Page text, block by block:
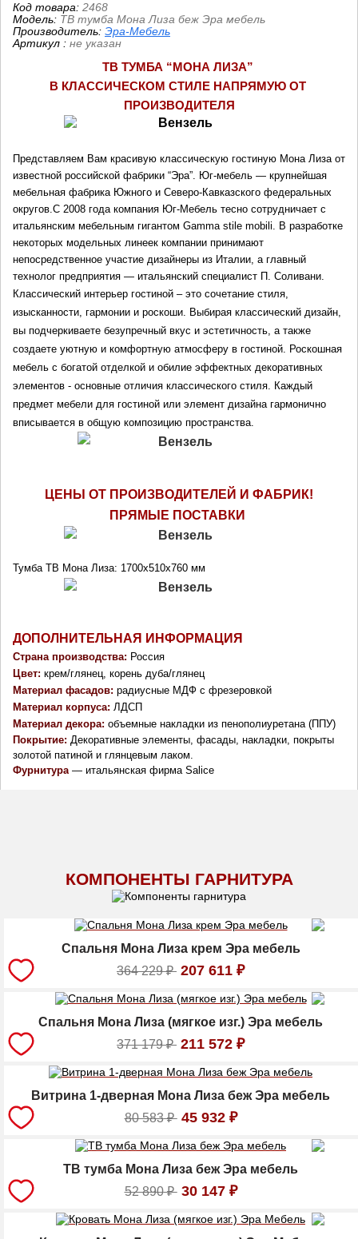
Код товара: 2468
Модель: ТВ тумба Мона Лиза беж Эра мебель
Производитель: Эра-Мебель
Артикул : не указан
ТВ ТУМБА “МОНА ЛИЗА”
В КЛАССИЧЕСКОМ СТИЛЕ НАПРЯМУЮ ОТ
ПРОИЗВОДИТЕЛЯ
Представляем Вам красивую классическую гостиную Мона Лиза от
известной российской фабрики “Эра”. Юг-мебель — крупнейшая
мебельная фабрика Южного и Северо-Кавказского федеральных
округов.С 2008 года компания Юг-Мебель тесно сотрудничает с
итальянским мебельным гигантом Gamma stile mobili. В разработке
некоторых модельных линеек компании принимают
непосредственное участие дизайнеры из Италии, а главный
технолог предприятия — итальянский специалист П. Соливани.
Классический интерьер гостиной – это сочетание стиля,
изысканности, гармонии и роскоши. Выбирая классический дизайн,
вы подчеркиваете безупречный вкус и эстетичность, а также
создаете уютную и комфортную атмосферу в гостиной. Роскошная
мебель с богатой отделкой и обилие эффектных декоративных
элементов - основные отличия классического стиля. Каждый
предмет мебели для гостиной или элемент дизайна гармонично
вписывается в общую композицию пространства.
ЦЕНЫ ОТ ПРОИЗВОДИТЕЛЕЙ И ФАБРИК!
ПРЯМЫЕ ПОСТАВКИ
Тумба ТВ Мона Лиза: 1700х510х760 мм
ДОПОЛНИТЕЛЬНАЯ ИНФОРМАЦИЯ
Страна производства: Россия
Цвет: крем/глянец, корень дуба/глянец
Материал фасадов: радиусные МДФ с фрезеровкой
Материал корпуса: ЛДСП
Материал декора: объемные накладки из пенополиуретана (ППУ)
Покрытие: Декоративные элементы, фасады, накладки, покрыты
золотой патиной и глянцевым лаком.
Фурнитура — итальянская фирма Salice
КОМПОНЕНТЫ ГАРНИТУРА
Спальня Мона Лиза крем Эра мебель
364 229₽ 207 611 ₽
Спальня Мона Лиза (мягкое изг.) Эра мебель
371 179₽ 211 572 ₽
Витрина 1-дверная Мона Лиза беж Эра мебель
80 583₽ 45 932 ₽
ТВ тумба Мона Лиза беж Эра мебель
52 890₽ 30 147 ₽